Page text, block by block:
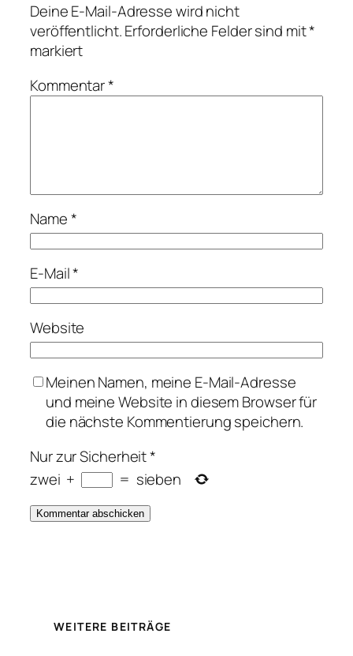
Deine E-Mail-Adresse wird nicht
veröffentlicht.Erforderliche Felder sind mit*
markiert
Kommentar*
Name*
E-Mail*
Website
Meinen Namen, meine E-Mail-Adresse
und meine Website in diesem Browser für
die nächste Kommentierung speichern.
Nur zur Sicherheit*
zwei + = sieben
WEITERE BEITRÄGE